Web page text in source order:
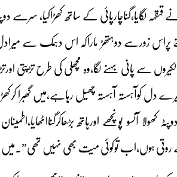
لگایا،گناچارپائی کے ساتھ کھڑاکیا، سرسے
زورسے دوہتھڑ ماراکہ اس دہمک سے میرادل
لکیروں سے پانی بہنے لگا،وہ مچھلی کی طرح
میرے دل کوآہستہ آہستہ چھیل رہاہے،میں گھبرا
کھولا آنسو پونچھے اورہاتھ
ہوں،اب توکوئی میت بھی نہیں تھی”۔میں